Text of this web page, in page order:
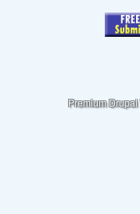
Premium